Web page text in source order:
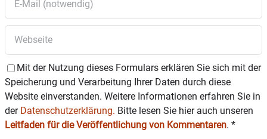
Mit der Nutzung dieses Formulars erklären Sie sich mit der
Speicherung und Verarbeitung Ihrer Daten durch diese
Website einverstanden. Weitere Informationen erfahren Sie in
der Datenschutzerklärung. Bitte lesen Sie hier auch unseren
Leitfaden für die Veröffentlichung von Kommentaren. *